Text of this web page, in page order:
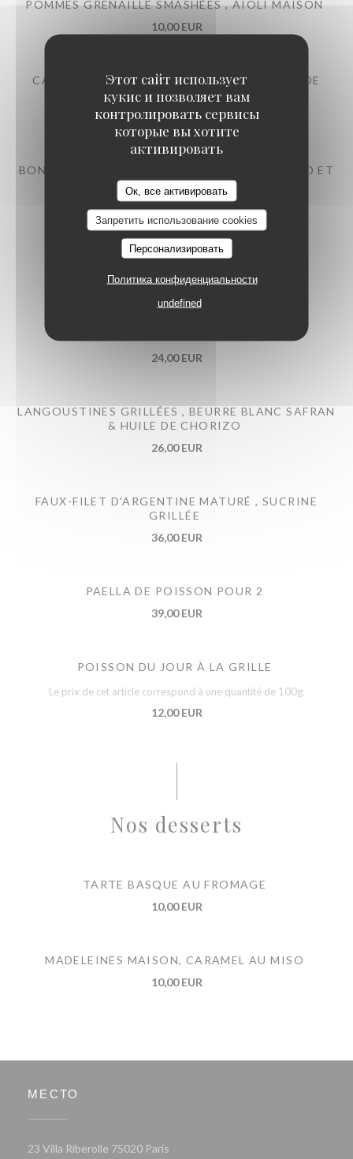
Этот сайт использует
кукис и позволяет вам
контролировать сервисы
которые вы хотите
активировать
Ок, все активировать
Запретить использование cookies
Персонализировать
Политика конфиденциальности
undefined
POMMES GRENAILLE SMASHÉES , AÏOLI MAISON
10,00 EUR
CALAMARS FRITS , MAYONNAISE À L'ENCRE DE
SEICHE
18,00 EUR
BONITE MI-CUITE , PETITS POIS , AJO BLANCO ET
KUMQUAT
22,00 EUR
SEICHE GRILLÉE , NDUJA ET FIGUES
23,00 EUR
24,00 EUR
LANGOUSTINES GRILLÉES , BEURRE BLANC SAFRAN
& HUILE DE CHORIZO
26,00 EUR
FAUX-FILET D'ARGENTINE MATURÉ , SUCRINE
GRILLÉE
36,00 EUR
PAELLA DE POISSON POUR 2
39,00 EUR
POISSON DU JOUR À LA GRILLE
Le prix de cet article correspond à une quantité de 100g.
12,00 EUR
Nos desserts
TARTE BASQUE AU FROMAGE
10,00 EUR
MADELEINES MAISON, CARAMEL AU MISO
10,00 EUR
МЕСТО
23 Villa Riberolle 75020 Paris